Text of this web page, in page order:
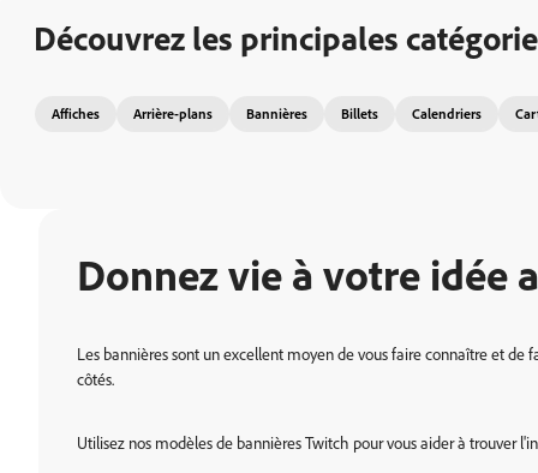
Découvrez les principales
Affiches Arrière-plans Bannières Billets Calendriers
Donnez vie à votre idée
Les bannières sont un excellent moyen de vous faire connaître et
côtés.
Utilisez nos modèles de bannières Twitch pour vous aider à trouver